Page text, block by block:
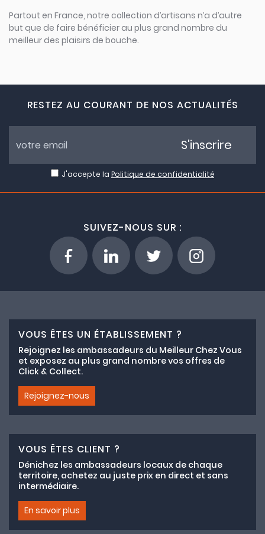
Partout en France, notre collection d’artisans n’a d’autre
but que de faire bénéficier au plus grand nombre du
meilleur des plaisirs de bouche.
RESTEZ AU COURANT DE NOS ACTUALITÉS
J'accepte la Politique de confidentialité
S'inscrire
SUIVEZ-NOUS SUR :
VOUS ÊTES UN ÉTABLISSEMENT ?
Rejoignez les ambassadeurs du Meilleur Chez Vous
et exposez au plus grand nombre vos offres de
Click & Collect.
Rejoignez-nous
VOUS ÊTES CLIENT ?
Dénichez les ambassadeurs locaux de chaque
territoire, achetez au juste prix en direct et sans
intermédiaire.
En savoir plus